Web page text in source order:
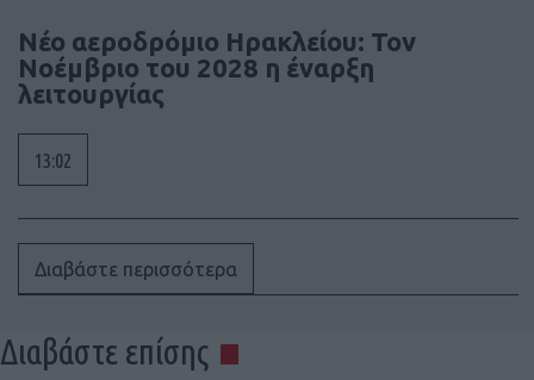
Νέο αεροδρόμιο Ηρακλείου: Τον
Νοέμβριο του 2028 η έναρξη
λειτουργίας
13:02
Διαβάστε περισσότερα
Διαβάστε επίσης